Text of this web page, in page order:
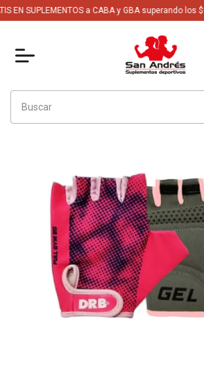
SUPLEMENTOS a CABA y GBA superando los $90.000